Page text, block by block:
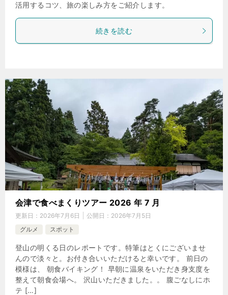
活用するコツ、旅の楽しみ方をご紹介します。
続きを読む
会津で食べまくりツアー 2026 年 7 月
更新日： 2026年7月6日 公開日： 2026年7月5日
グルメ
スポット
登山の明くる日のレポートです。特筆はとくにございませ
んので淡々と。お付き合いいただけると幸いです。 前日の
模様は、 朝食バイキング！ 早朝に温泉をいただき身支度を
整えて朝食会場へ。 沢山いただきました。。 腹ごなしにホ
テ […]